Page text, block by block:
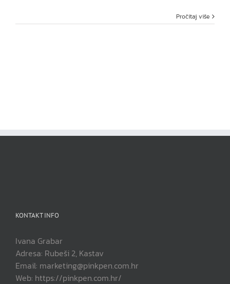
Pročitaj više
KONTAKT INFO
Ivana Grabar
Adresa: Rubeši 2, Kastav
Email: marketing@pinkpen.com.hr
Web: https://pinkpen.com.hr/